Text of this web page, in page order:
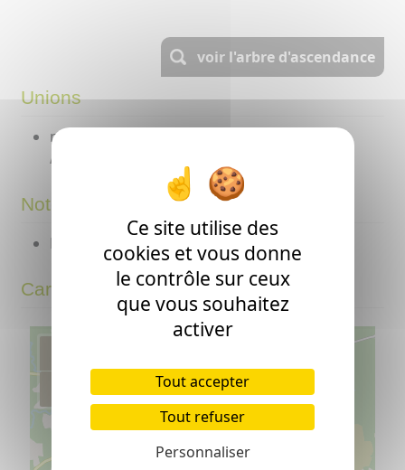
voir l'arbre d'ascendance
Unions
mariage peut-être en 1797 à
Antoine PALU
Notes
Ne signe pas.
Carte
Ce site utilise des
cookies et vous donne
le contrôle sur ceux
que vous souhaitez
activer
Tout accepter
Tout refuser
Personnaliser